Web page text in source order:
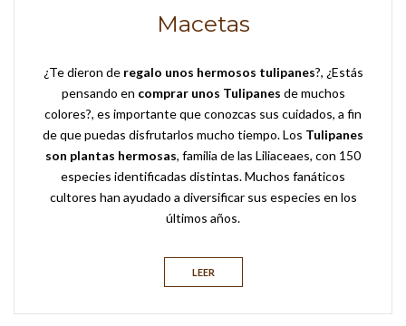
Macetas
¿Te dieron de regalo unos hermosos tulipanes?, ¿Estás
pensando en comprar unos Tulipanes de muchos
colores?, es importante que conozcas sus cuidados, a fin
de que puedas disfrutarlos mucho tiempo. Los Tulipanes
son plantas hermosas, familia de las Liliaceaes, con 150
especies identificadas distintas. Muchos fanáticos
cultores han ayudado a diversificar sus especies en los
últimos años.
LEER